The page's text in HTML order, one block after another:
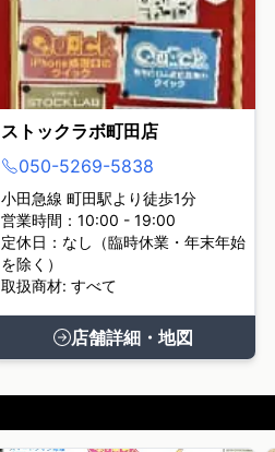
ストックラボ町田店
050-5269-5838
小田急線 町田駅より徒歩1分
営業時間：10:00 - 19:00
定休日：なし（臨時休業・年末年始
を除く）
取扱商材: すべて
店舗詳細・地図